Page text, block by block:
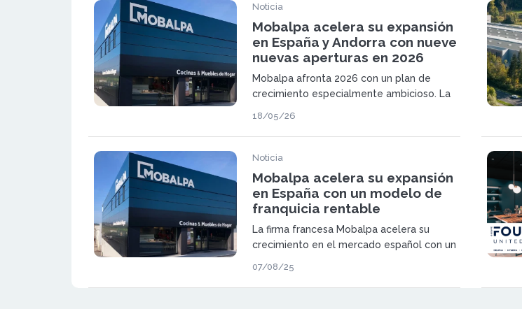
Noticia
Mobalpa acelera su expansión
en España y Andorra con nueve
nuevas aperturas en 2026
Mobalpa afronta 2026 con un plan de
crecimiento especialmente ambicioso. La
muebles a medida, ampliará su presencia
en España y dará el salto a Andorra con
nueve nuevas aperturas en 2026.
18/05/26
Noticia
Mobalpa acelera su expansión
en España con un modelo de
franquicia rentable
La firma francesa Mobalpa acelera su
crecimiento en el mercado español con un
rentable y pensado para emprendedores
que buscan invertir en el sector del
07/08/25